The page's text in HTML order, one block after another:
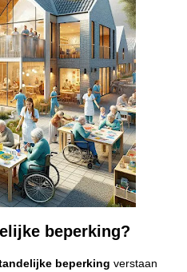
beperking?
beperking verstaan